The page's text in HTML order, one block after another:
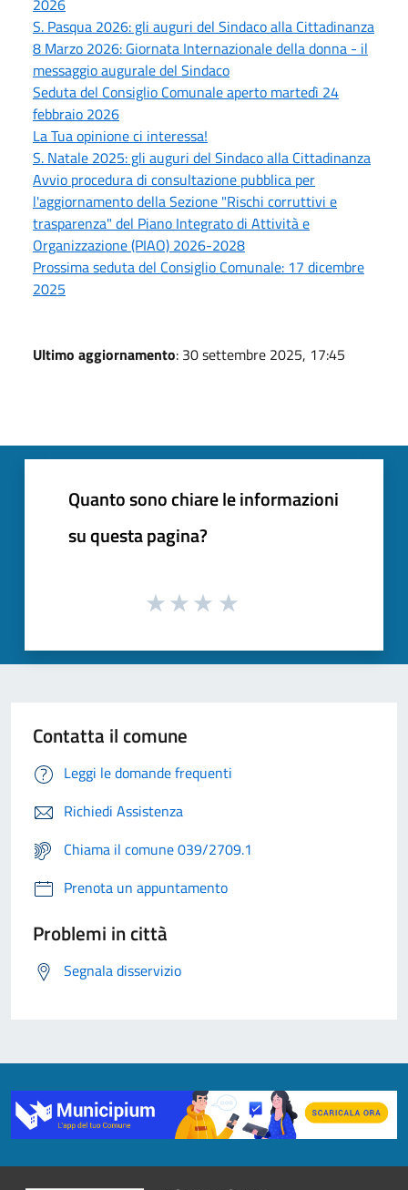
S. Pasqua 2026: gli auguri del Sindaco alla Cittadinanza
8 Marzo 2026: Giornata Internazionale della donna - il
messaggio augurale del Sindaco
Seduta del Consiglio Comunale aperto martedì 24
febbraio 2026
La Tua opinione ci interessa!
S. Natale 2025: gli auguri del Sindaco alla Cittadinanza
Avvio procedura di consultazione pubblica per
l'aggiornamento della Sezione "Rischi corruttivi e
trasparenza" del Piano Integrato di Attività e
Organizzazione (PIAO) 2026-2028
Prossima seduta del Consiglio Comunale: 17 dicembre
2025
Ultimo aggiornamento: 30 settembre 2025, 17:45
Quanto sono chiare le informazioni
su questa pagina?
Contatta il comune
Leggi le domande frequenti
Richiedi Assistenza
Chiama il comune 039/2709.1
Prenota un appuntamento
Problemi in città
Segnala disservizio